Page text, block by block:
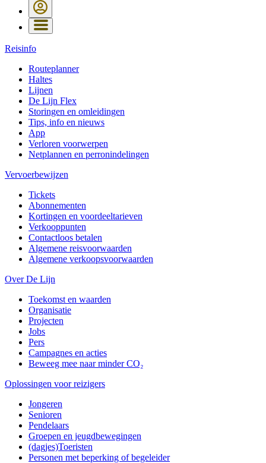
Reisinfo
Routeplanner
Haltes
Lijnen
De Lijn Flex
Storingen en omleidingen
Tips, info en nieuws
App
Verloren voorwerpen
Netplannen en perronindelingen
Vervoerbewijzen
Tickets
Abonnementen
Kortingen en voordeeltarieven
Verkooppunten
Contactloos betalen
Algemene reisvoorwaarden
Algemene verkoopsvoorwaarden
Over De Lijn
Toekomst en waarden
Organisatie
Projecten
Jobs
Pers
Campagnes en acties
Beweeg mee naar minder CO₂
Oplossingen voor reizigers
Jongeren
Senioren
Pendelaars
Groepen en jeugdbewegingen
(dagjes)Toeristen
Personen met beperking of begeleider